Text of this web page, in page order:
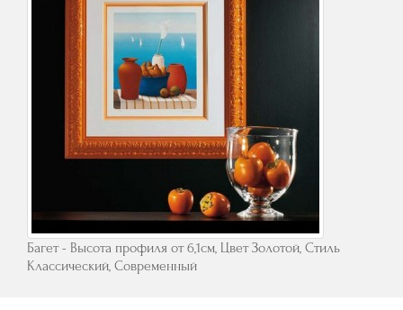
Багет - Высота профиля от 6,1см, Цвет Золотой, Стиль
Классический, Современный